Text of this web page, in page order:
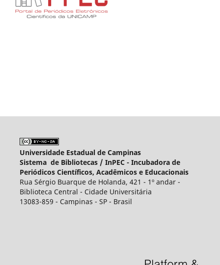
Universidade Estadual de Campinas
Sistema de Bibliotecas / InPEC - Incubadora de
Periódicos Científicos, Acadêmicos e Educacionais
Rua Sérgio Buarque de Holanda, 421 - 1º andar -
Biblioteca Central - Cidade Universitária
13083-859 - Campinas - SP - Brasil